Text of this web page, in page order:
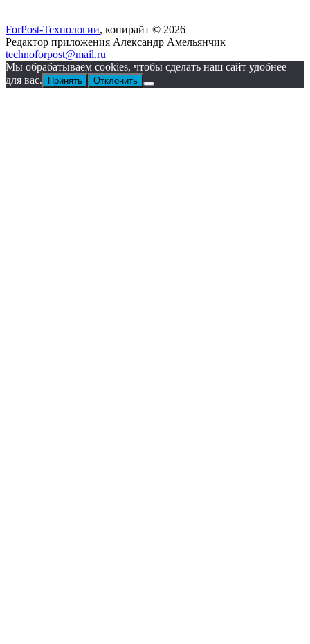
ForPost-Технологии, копирайт © 2026
Редактор приложения Александр Амельянчик
technoforpost@mail.ru
Мы обрабатываем cookies, чтобы сделать наш сайт удобнее
для вас.
Принять Отклонить